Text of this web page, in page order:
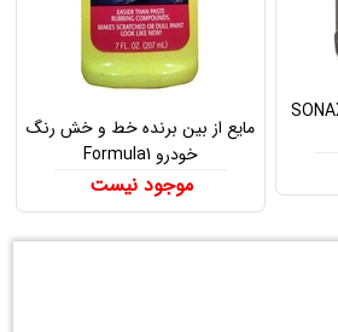
مایع از بین برنده خط و خش رنگ
خودرو Formula1
موجود نیست